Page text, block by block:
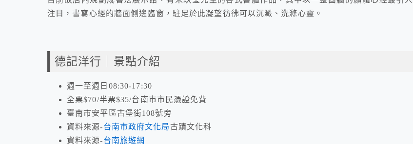
注目，書寫心經的牆面側邊臨窗，駐足於此凝望彷彿可以沉澱、洗滌心靈。
德記洋行｜景點介紹
週一至週日08:30-17:30
全票$70/半票$35/台南市市民憑證免費
臺南市安平區古堡街108號旁
資料來源-台南市政府文化局古蹟文化科
資料來源-台南旅遊網